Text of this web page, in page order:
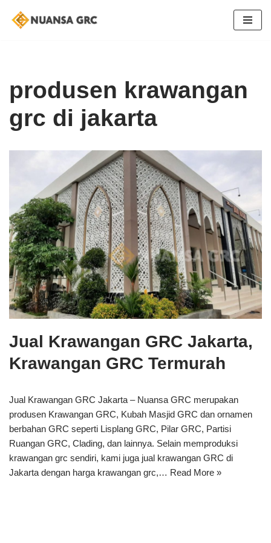
Skip
produsen krawangan
grc di jakarta
Jual Krawangan GRC Jakarta,
Krawangan GRC Termurah
Jual Krawangan GRC Jakarta – Nuansa GRC merupakan
produsen Krawangan GRC, Kubah Masjid GRC dan ornamen
berbahan GRC seperti Lisplang GRC, Pilar GRC, Partisi
Ruangan GRC, Clading, dan lainnya. Selain memproduksi
krawangan grc sendiri, kami juga jual krawangan GRC di
Jakarta dengan harga krawangan grc,… Read More »